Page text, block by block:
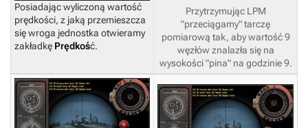
Posiadając wyliczoną wartość
prędkości, z jaką przemieszcza
się wroga jednostka otwieramy
zakładkę Prędkość.
Przytrzymując LPM
"przeciągamy" tarczę
pomiarową tak, aby wartość 9
węzłów znalazła się na
wysokości "pina" na godzinie 9.